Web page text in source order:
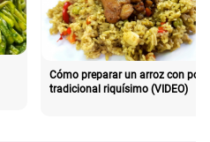
Cómo preparar un arroz con pollo
tradicional riquísimo (VIDEO)